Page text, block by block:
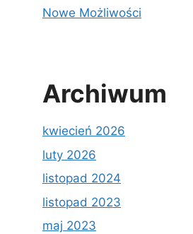
Nowe Możliwości
Archiwum
kwiecień 2026
luty 2026
listopad 2024
listopad 2023
maj 2023